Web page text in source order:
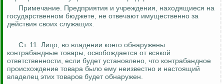
Примечание. Предприятия и учреждения, находящиеся на
государственном бюджете, не отвечают имущественно за
действия своих служащих.
Ст. 11. Лицо, во владении коего обнаружены
контрабандные товары, освобождается от всякой
ответственности, если будет установлено, что контрабандное
происхождение товара было ему неизвестно и настоящий
владелец этих товаров будет обнаружен.